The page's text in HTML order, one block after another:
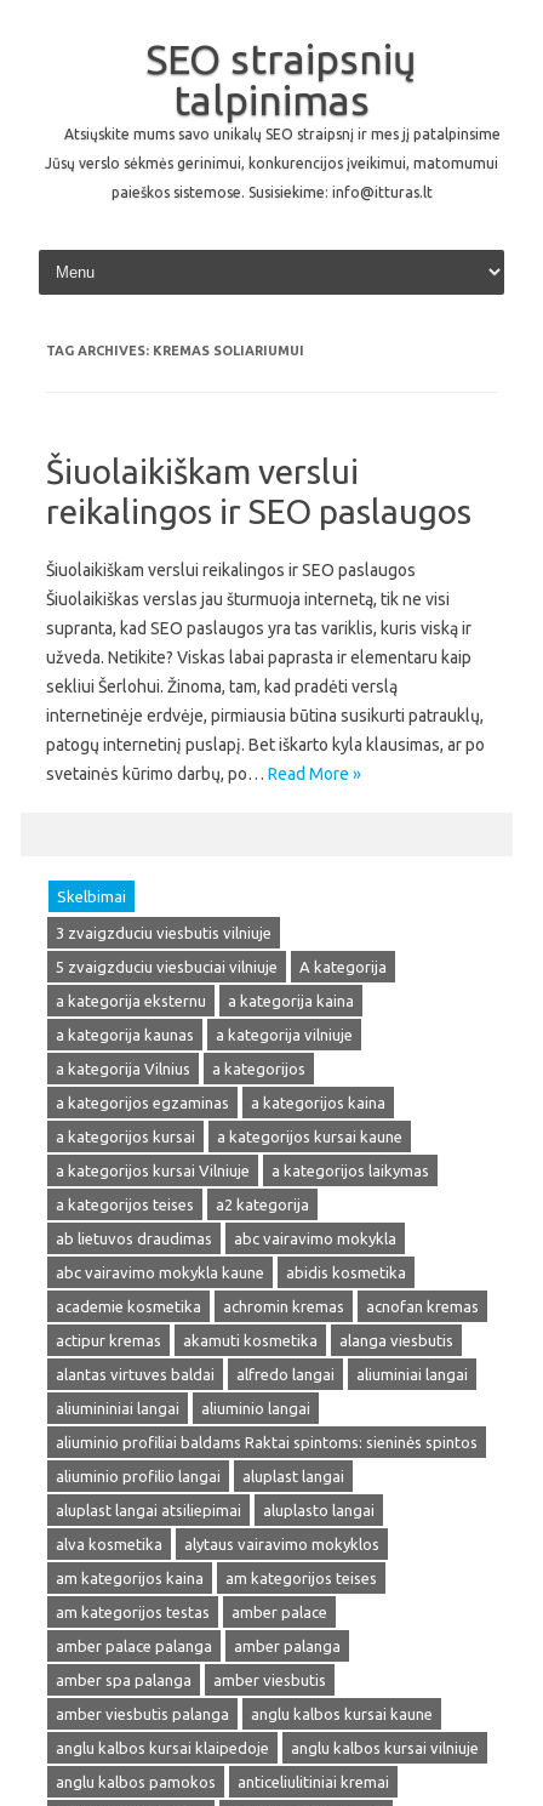
SEO straipsnių
talpinimas
Atsiųskite mums savo unikalų SEO straipsnį ir mes jį patalpinsime
Jūsų verslo sėkmės gerinimui, konkurencijos įveikimui, matomumui
paieškos sistemose. Susisiekime: info@itturas.lt
Skip to content
TAG ARCHIVES: KREMAS SOLIARIUMUI
Šiuolaikiškam verslui
reikalingos ir SEO paslaugos
Šiuolaikiškam verslui reikalingos ir SEO paslaugos
Šiuolaikiškas verslas jau šturmuoja internetą, tik ne visi
supranta, kad SEO paslaugos yra tas variklis, kuris viską ir
užveda. Netikite? Viskas labai paprasta ir elementaru kaip
sekliui Šerlohui. Žinoma, tam, kad pradėti verslą
internetinėje erdvėje, pirmiausia būtina susikurti patrauklų,
patogų internetinį puslapį. Bet iškarto kyla klausimas, ar po
svetainės kūrimo darbų, po… Read More »
Skelbimai
3 zvaigzduciu viesbutis vilniuje
5 zvaigzduciu viesbuciai vilniuje
A kategorija
a kategorija eksternu
a kategorija kaina
a kategorija kaunas
a kategorija vilniuje
a kategorija Vilnius
a kategorijos
a kategorijos egzaminas
a kategorijos kaina
a kategorijos kursai
a kategorijos kursai kaune
a kategorijos kursai Vilniuje
a kategorijos laikymas
a kategorijos teises
a2 kategorija
ab lietuvos draudimas
abc vairavimo mokykla
abc vairavimo mokykla kaune
abidis kosmetika
academie kosmetika
achromin kremas
acnofan kremas
actipur kremas
akamuti kosmetika
alanga viesbutis
alantas virtuves baldai
alfredo langai
aliuminiai langai
aliumininiai langai
aliuminio langai
aliuminio profiliai baldams Raktai spintoms: sieninės spintos
aliuminio profilio langai
aluplast langai
aluplast langai atsiliepimai
aluplasto langai
alva kosmetika
alytaus vairavimo mokyklos
am kategorijos kaina
am kategorijos teises
am kategorijos testas
amber palace
amber palace palanga
amber palanga
amber spa palanga
amber viesbutis
amber viesbutis palanga
anglu kalbos kursai kaune
anglu kalbos kursai klaipedoje
anglu kalbos kursai vilniuje
anglu kalbos pamokos
anticeliulitiniai kremai